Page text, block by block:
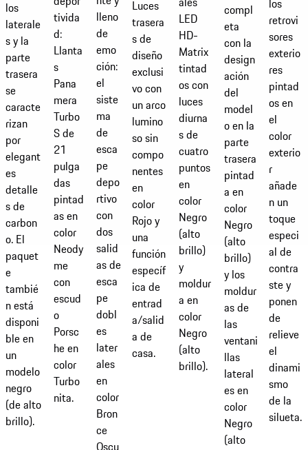
los
laterale
s y la
parte
trasera
se
caracte
rizan
por
elegant
es
detalle
s de
carbon
o. El
paquet
e
tambié
n está
disponi
ble en
un
modelo
negro
(de alto
brillo).
tivida
d:
Llanta
s
Pana
mera
Turbo
S de
21
pulga
das
pintad
as en
color
Neody
me
con
escud
o
Porsc
he en
color
Turbo
nita.
lleno
de
emo
ción:
el
siste
ma
de
esca
pe
depo
rtivo
con
dos
salid
as de
esca
pe
dobl
es
later
ales
en
color
Bron
ce
Oscu
Luces
trasera
s de
diseño
exclusi
vo con
un arco
lumino
so sin
compo
nentes
en
color
Rojo y
una
función
específ
ica de
entrad
a/salid
a de
casa.
LED
HD-
Matrix
tintad
os con
luces
diurna
s de
cuatro
puntos
en
color
Negro
(alto
brillo)
y
moldur
a en
color
Negro
(alto
brillo).
compl
eta
con la
design
ación
del
model
o en la
parte
trasera
pintad
a en
color
Negro
(alto
brillo)
y los
moldur
as de
las
ventani
llas
lateral
es en
color
Negro
(alto
los
retrovi
sores
exterio
res
pintad
os en
el
color
exterio
r
añade
n un
toque
especi
al de
contra
ste y
ponen
de
relieve
el
dinami
smo
de la
silueta.